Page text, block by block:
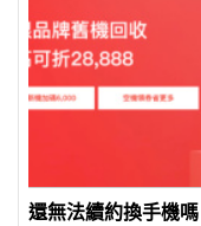
還無法續約換手機